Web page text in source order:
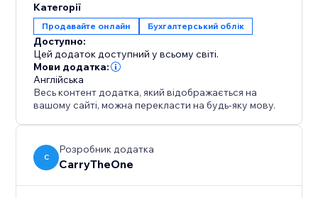
Категорії
Продавайте онлайн Бухгалтерський облік
Доступно:
Цей додаток доступний у всьому світі.
Мови додатка:
Англійська
Весь контент додатка, який відображається на
вашому сайті, можна перекласти на будь-яку мову.
C
Розробник додатка
CarryTheOne